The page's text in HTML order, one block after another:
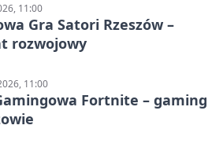
11:00
Gra Satori Rzeszów –
rozwojowy
11:00
Fortnite – gaming